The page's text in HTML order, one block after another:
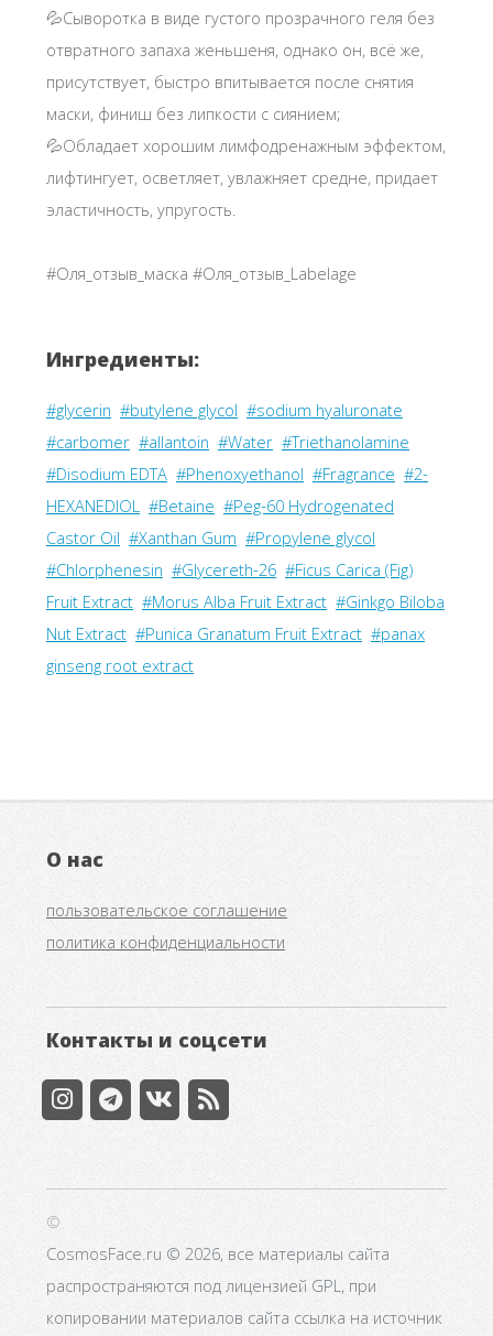
💦Сыворотка в виде густого прозрачного геля без
отвратного запаха женьшеня, однако он, всё же,
присутствует, быстро впитывается после снятия
маски, финиш без липкости с сиянием;
💦Обладает хорошим лимфодренажным эффектом,
лифтингует, осветляет, увлажняет средне, придает
эластичность, упругость.
#Оля_отзыв_маска #Оля_отзыв_Labelage
Ингредиенты:
#glycerin #butylene glycol #sodium hyaluronate
#carbomer #allantoin #Water #Triethanolamine
#Disodium EDTA #Phenoxyethanol #Fragrance #2-
HEXANEDIOL #Betaine #Peg-60 Hydrogenated
Castor Oil #Xanthan Gum #Propylene glycol
#Chlorphenesin #Glycereth-26 #Ficus Carica (Fig)
Fruit Extract #Morus Alba Fruit Extract #Ginkgo Biloba
Nut Extract #Punica Granatum Fruit Extract #panax
ginseng root extract
О нас
пользовательское соглашение
политика конфиденциальности
Контакты и соцсети
©
CosmosFace.ru © 2026, все материалы сайта
распространяются под лицензией GPL, при
копировании материалов сайта ссылка на источник